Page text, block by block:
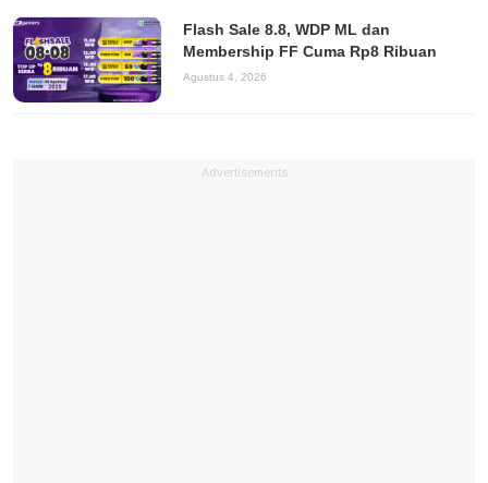
Flash Sale 8.8, WDP ML dan
Membership FF Cuma Rp8 Ribuan
Agustus 4, 2026
Advertisements